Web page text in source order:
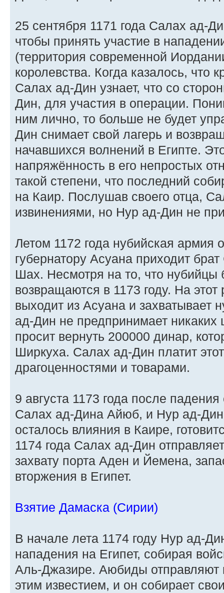
25 сентября 1171 года Салах ад-
чтобы принять участие в
(территория современной
королевства. Когда казалось, что
Салах ад-Дин узнает, что со
Дин, для участия в операции.
ним лично, то больше не будет
Дин снимает свой лагерь и
начавшихся волнений в Египте.
напряжённость в его непростых
такой степени, что последний
на Каир. Послушав своего отца,
извинениями, но Нур ад-Дин не
Летом 1172 года нубийская
губернатору Асуана приходит
Шах. Несмотря на то, что нубийцы
возвращаются в 1173 году. На этот
выходит из Асуана и захватывает
ад-Дин не предпринимает никаких
просит вернуть 200000 динар,
Ширкуха. Салах ад-Дин платит
драгоценностями и товарами.
9 августа 1173 года после
Салах ад-Дина Айюб, и Нур ад-Дин
осталось влияния в Каире,
1174 года Салах ад-Дин
захвату порта Аден и Йемена,
вторжения в Египет.
Взятие Дамаска (Сирии)
В начале лета 1174 году Нур ад-
нападения на Египет, собирая
Аль-Джазире. Аюбиды отправляют
этим известием, и он собирает